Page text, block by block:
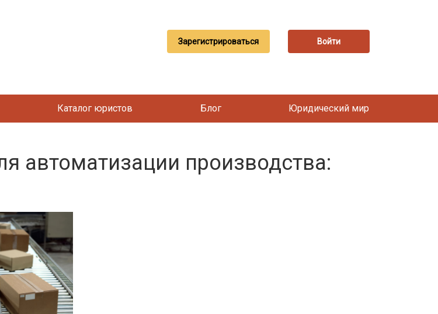
Зарегистрироваться Войти
Каталог юристов Блог Юридический мир
автоматизации производства: